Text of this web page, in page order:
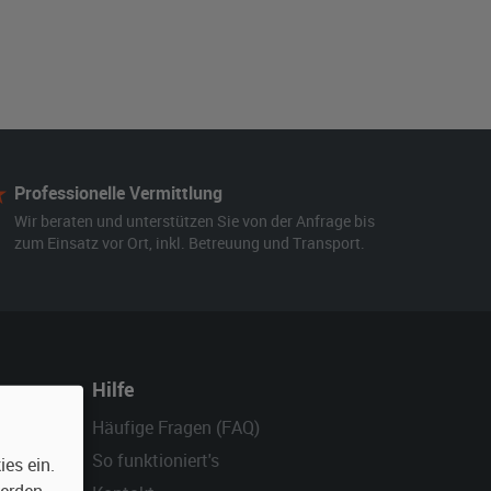
Professionelle Vermittlung
Wir beraten und unterstützen Sie von der Anfrage bis
zum Einsatz vor Ort, inkl. Betreuung und Transport.
Hilfe
Häufige Fragen (FAQ)
So funktioniert's
ein.